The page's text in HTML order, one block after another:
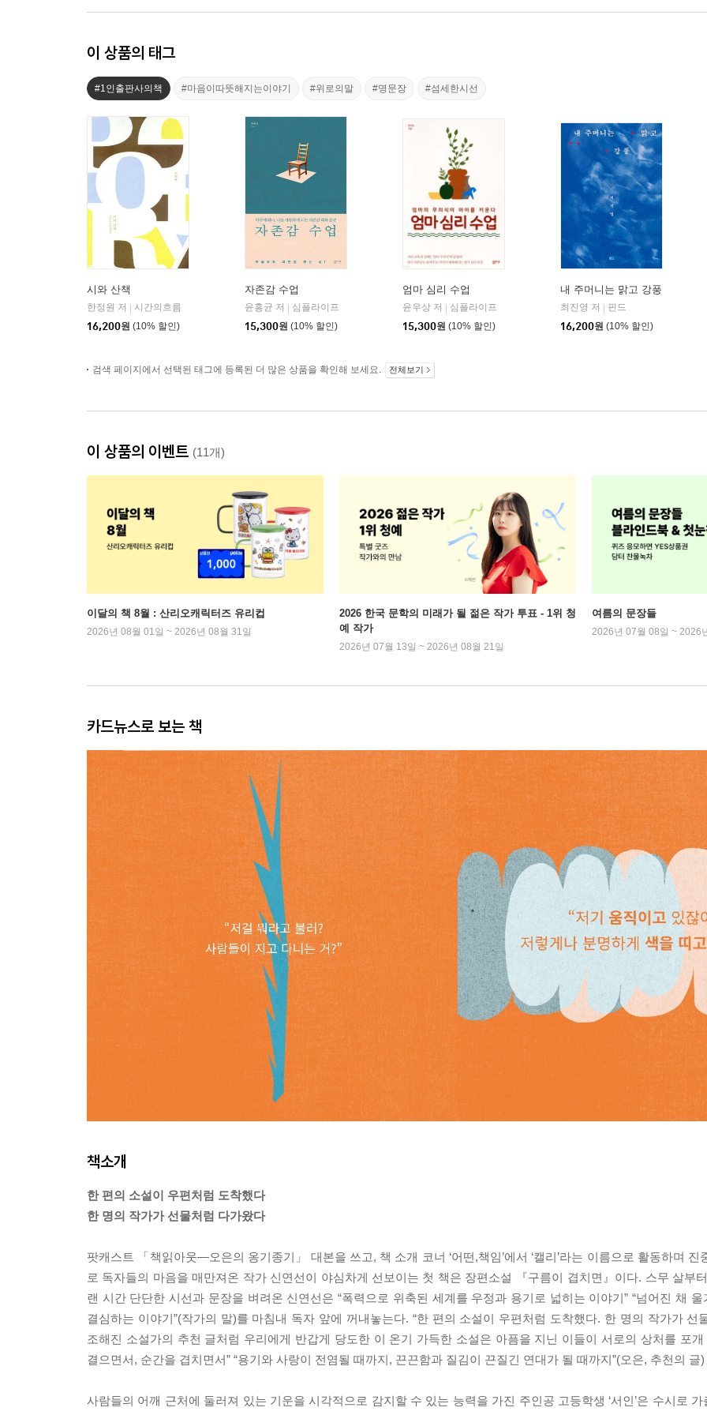
이 상품의 태그
#1인출판사의책 #마음이따뜻해지는이야기 #위로의말 #명문장 #섬세한시선
시와 산책
한정원 저
시간의흐름
16,200원 (10% 할인)
자존감 수업
윤홍균 저
심플라이프
15,300원 (10% 할인)
엄마 심리 수업
윤우상 저
심플라이프
15,300원 (10% 할인)
내 주머니는 맑고 강풍
최진영 저
핀드
16,200원 (10% 할인)
검색 페이지에서 선택된 태그에 등록된 더 많은 상품을 확인해 보세요. 전체보기
이 상품의 이벤트 (11개)
이달의 책 8월 : 산리오캐릭터즈 유리컵
2026년 08월 01일 ~ 2026년 08월 31일
2026 한국 문학의 미래가 될 젊은 작가 투표 - 1위 청
예 작가
2026년 07월 13일 ~ 2026년 08월 21일
여름의 문장들
2026년 07월 08일 ~ 2026
카드뉴스로 보는 책
책소개
한 편의 소설이 우편처럼 도착했다
한 명의 작가가 선물처럼 다가왔다
팟캐스트 「책읽아웃―오은의 옹기종기」 대본을 쓰고, 책 소개 코너 ‘어떤,책임’에서 ‘캘리’라는 이름으로 활동하며
로 독자들의 마음을 매만져온 작가 신연선이 야심차게 선보이는 첫 책은 장편소설 『구름이 겹치면』이다. 스무 살부
랜 시간 단단한 시선과 문장을 벼려온 신연선은 “폭력으로 위축된 세계를 우정과 용기로 넓히는 이야기” “넘어진 채
결심하는 이야기”(작가의 말)를 마침내 독자 앞에 꺼내놓는다. “한 편의 소설이 우편처럼 도착했다. 한 명의 작가가 선
조해진 소설가의 추천 글처럼 우리에게 반갑게 당도한 이 온기 가득한 소설은 아픔을 지닌 이들이 서로의 상처를 포개
결으면서, 순간을 겹치면서” “용기와 사랑이 전염될 때까지, 끈끈함과 질김이 끈질긴 연대가 될 때까지”(오은, 추천의 글
사람들의 어깨 근처에 둘러져 있는 기운을 시각적으로 감지할 수 있는 능력을 가진 주인공 고등학생 ‘서인’은 수시로